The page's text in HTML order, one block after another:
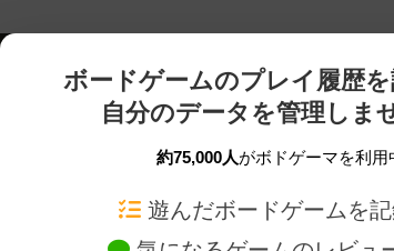
ボードゲームのプレイ履歴を
自分のデータを管理しま
約75,000人がボドゲーマを利用
遊んだボードゲームを